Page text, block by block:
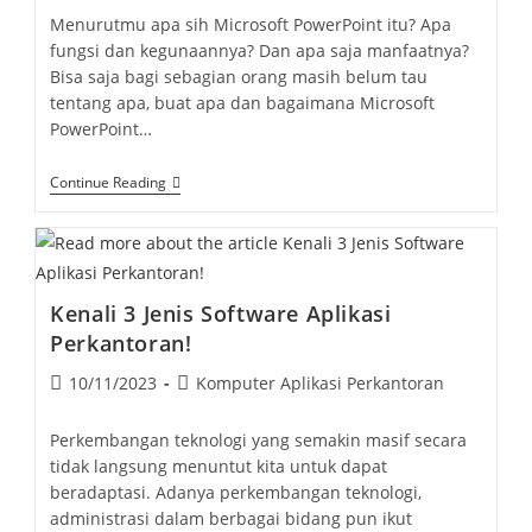
Menurutmu apa sih Microsoft PowerPoint itu? Apa
fungsi dan kegunaannya? Dan apa saja manfaatnya?
Bisa saja bagi sebagian orang masih belum tau
tentang apa, buat apa dan bagaimana Microsoft
PowerPoint…
Continue ReadingPengertian,
Sejarah
Fungsi
PowerPoint
Kenali 3 Jenis Software Aplikasi
Perkantoran!
Post10/11/2023
PostKomputer Aplikasi Perkantoran
Perkembangan teknologi yang semakin masif secara
tidak langsung menuntut kita untuk dapat
beradaptasi. Adanya perkembangan teknologi,
administrasi dalam berbagai bidang pun ikut